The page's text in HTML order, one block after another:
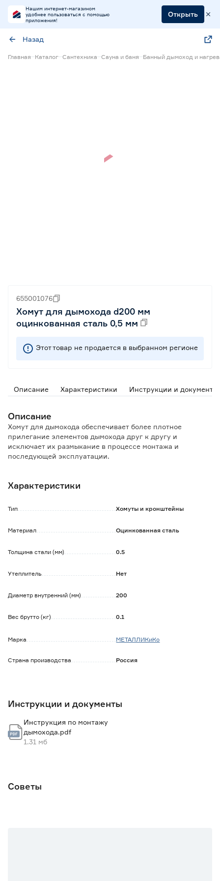
Нашим интернет-магазином
удобнее пользоваться с помощью
приложения!
Открыть
Назад
Главная Каталог Сантехника Сауна и баня Банный дымоход и
655001076
Хомут для дымохода d200 мм
оцинкованная сталь 0,5 мм
Этот товар не продается в выбранном регионе
Описание Характеристики Инструкции и документы
Описание
Хомут для дымохода обеспечивает более плотное
прилегание элементов дымохода друг к другу и
исключает их размыкание в процессе монтажа и
последующей эксплуатации.
подсоса воздуха.
конструкции дымохода.
Закрепляется по замку соединения элементов, с
Характеристики
Тип Хомуты и кронштейны
Материал Оцинкованная сталь
Толщина стали (мм) 0.5
Утеплитель Нет
Диаметр внутренний (мм) 200
Вес брутто (кг) 0.1
Марка МЕТАЛЛИКиКо
Страна производства Россия
Инструкции и документы
Инструкция по монтажу
дымохода.pdf
1.31 мб
Советы